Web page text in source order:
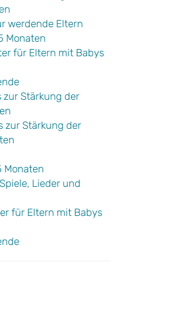
werdende Eltern
Monaten
für Eltern mit Babys
zur Stärkung der
zur Stärkung der
Monaten
Lieder und
für Eltern mit Babys